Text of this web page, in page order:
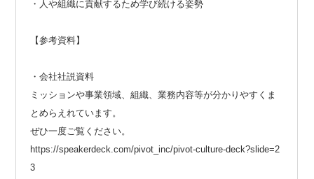
・人や組織に貢献するため学び続ける姿勢
【参考資料】
・会社社説資料
ミッションや事業領域、組織、業務内容等が分かりやすくま
とめらえれています。
ぜひ一度ご覧ください。
https://speakerdeck.com/pivot_inc/pivot-culture-deck?slide=2
3